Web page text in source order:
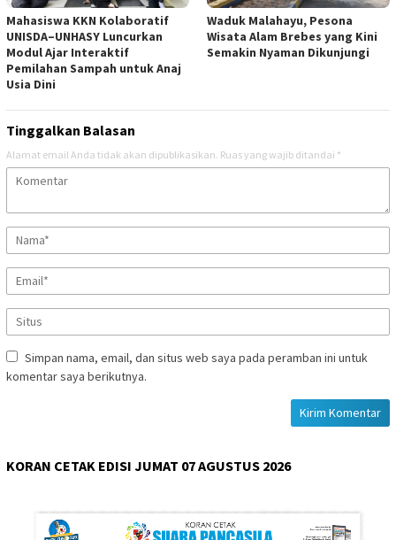
Mahasiswa KKN Kolaboratif
UNISDA–UNHASY Luncurkan
Modul Ajar Interaktif
Pemilahan Sampah untuk Anaj
Usia Dini
Waduk Malahayu, Pesona
Wisata Alam Brebes yang Kini
Semakin Nyaman Dikunjungi
Tinggalkan Balasan
Alamat email Anda tidak akan dipublikasikan. Ruas yang wajib ditandai *
Simpan nama, email, dan situs web saya pada peramban ini untuk
komentar saya berikutnya.
KORAN CETAK EDISI JUMAT 07 AGUSTUS 2026